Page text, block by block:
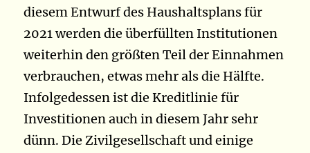
diesem Entwurf des Haushaltsplans für
2021 werden die überfüllten Institutionen
weiterhin den größten Teil der Einnahmen
verbrauchen, etwas mehr als die Hälfte.
Infolgedessen ist die Kreditlinie für
Investitionen auch in diesem Jahr sehr
dünn. Die Zivilgesellschaft und einige